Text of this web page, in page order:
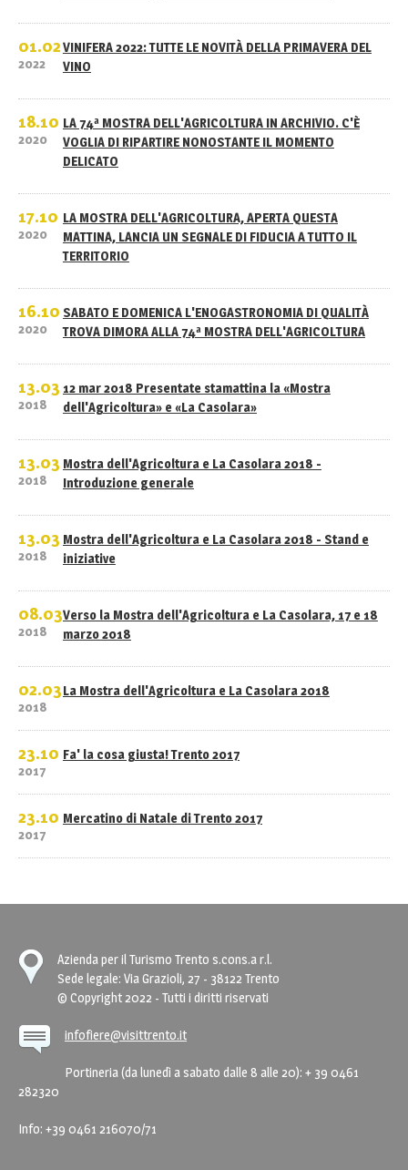
01.02
2022
VINIFERA 2022: TUTTE LE NOVITÀ DELLA PRIMAVERA DEL
VINO
18.10
2020
LA 74ª MOSTRA DELL'AGRICOLTURA IN ARCHIVIO. C'È
VOGLIA DI RIPARTIRE NONOSTANTE IL MOMENTO
DELICATO
17.10
2020
LA MOSTRA DELL'AGRICOLTURA, APERTA QUESTA
MATTINA, LANCIA UN SEGNALE DI FIDUCIA A TUTTO IL
TERRITORIO
16.10
2020
SABATO E DOMENICA L'ENOGASTRONOMIA DI QUALITÀ
TROVA DIMORA ALLA 74ª MOSTRA DELL'AGRICOLTURA
13.03
2018
12 mar 2018 Presentate stamattina la «Mostra
dell'Agricoltura» e «La Casolara»
13.03
2018
Mostra dell'Agricoltura e La Casolara 2018 -
Introduzione generale
13.03
2018
Mostra dell'Agricoltura e La Casolara 2018 - Stand e
iniziative
08.03
2018
Verso la Mostra dell'Agricoltura e La Casolara, 17 e 18
marzo 2018
02.03
2018
La Mostra dell'Agricoltura e La Casolara 2018
23.10
2017
Fa' la cosa giusta! Trento 2017
23.10
2017
Mercatino di Natale di Trento 2017
Azienda per il Turismo Trento s.cons.a r.l.
Sede legale: Via Grazioli, 27 - 38122 Trento
© Copyright 2022 - Tutti i diritti riservati
infofiere@visittrento.it
Portineria (da lunedì a sabato dalle 8 alle 20): + 39 0461
282320
Info: +39 0461 216070/71